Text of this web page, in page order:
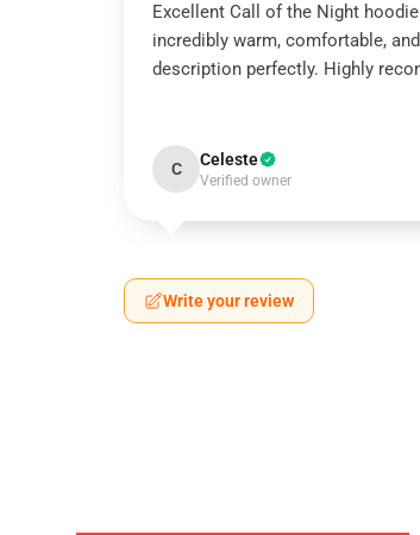
Excellent Call of the Night
incredibly warm, comfortable,
description perfectly. Highly
C Celeste
Verified owner
Write your review